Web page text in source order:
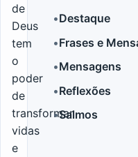
de
Deus
tem
o
poder
de
transformar
vidas
e
LER MAIS
•Destaque
•Frases e
•Mensagens
•Reflexões
•Salmos